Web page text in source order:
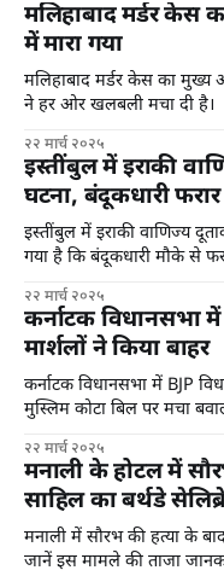
मलिहाबाद मर्डर केस
में मारा गया
मलिहाबाद मर्डर केस का मुख्य
ने हर ओर खलबली मचा दी है।
२२ मार्च २०२५
इस्तींबुल में इराकी
घटना, बंदूकधारी फरार
इस्तींबुल में इराकी वाणिज्य
गया है कि बंदूकधारी मौके से
२२ मार्च २०२५
कर्नाटक विधानसभा
मार्शलों ने किया बाहर
कर्नाटक विधानसभा में BJP
मुस्लिम कोटा बिल पर मचा
२२ मार्च २०२५
मनाली के होटल में
साहिल का बर्थडे
मनाली में सौरभ की हत्या के
जानें इस मामले की ताजा